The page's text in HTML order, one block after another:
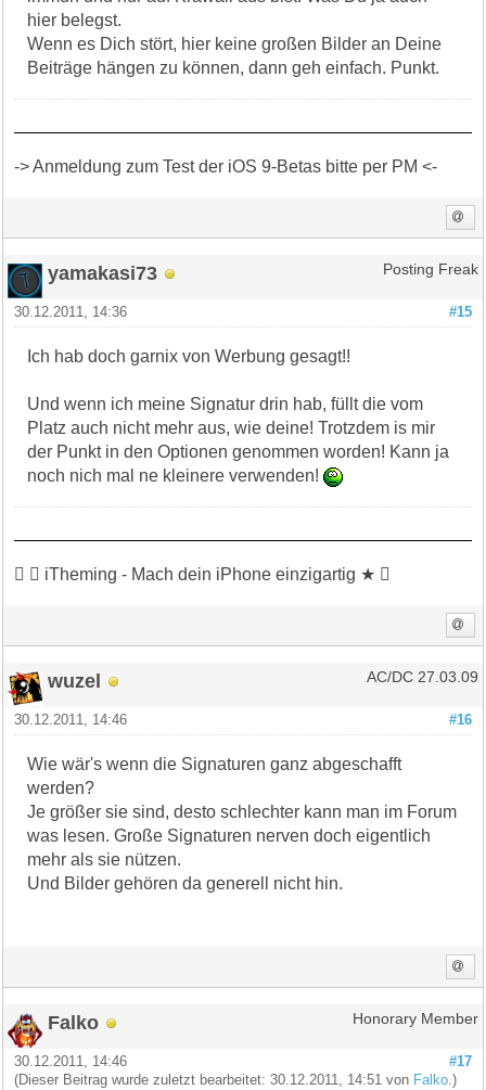
hier belegst.
Wenn es Dich stört, hier keine großen Bilder an Deine
Beiträge hängen zu können, dann geh einfach. Punkt.
-> Anmeldung zum Test der iOS 9-Betas bitte per PM <-
yamakasi73 Posting Freak
#15
30.12.2011, 14:36
Ich hab doch garnix von Werbung gesagt!!
Und wenn ich meine Signatur drin hab, füllt die vom
Platz auch nicht mehr aus, wie deine! Trotzdem is mir
der Punkt in den Optionen genommen worden! Kann ja
noch nich mal ne kleinere verwenden!
 ★ iTheming - Mach dein iPhone einzigartig ★ 
wuzel AC/DC 27.03.09
#16
30.12.2011, 14:46
Wie wär's wenn die Signaturen ganz abgeschafft
werden?
Je größer sie sind, desto schlechter kann man im Forum
was lesen. Große Signaturen nerven doch eigentlich
mehr als sie nützen.
Und Bilder gehören da generell nicht hin.
Falko Honorary Member
#17
30.12.2011, 14:46
(Dieser Beitrag wurde zuletzt bearbeitet: 30.12.2011, 14:51 von Falko.)